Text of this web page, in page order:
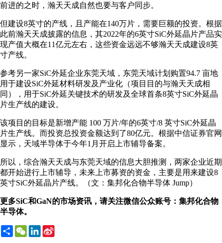
前进的之时，瀚天天成自然也要与客户同步。
但建设8英寸的产线，且产能在140万片，需要巨额的投资。根据
此前瀚天天成披露的信息，其2022年的6英寸SiC外延晶片产品实
现产值大概在11亿元左右，这些资金远远不够瀚天天成建设8英
寸产线。
参考另一家SiC外延企业东莞天域，东莞天域计划购置94.7 亩地
用于建设SiC外延材料研发及产业化（项目目的与瀚天天成相
同），用于SiC外延关键技术的研发及全球首条8英寸SiC外延晶
片生产线的建设。
该项目的目标是新增产能 100 万片/年的6英寸/8 英寸SiC外延晶
片生产线。而投资总投资金额达到了80亿元。根据中信证券官网
显示，天域半导体于今年1月开启上市辅导备案。
所以，综合瀚天天成与东莞天域的信息大胆推测，两家企业近期
都开始进行上市辅导，未来上市募资的资金，主要是用来建设8
英寸SiC外延晶片产线。（文：集邦化合物半导体 Jump）
更多SiC和GaN的市场资讯，请关注微信公众账号：集邦化合物
半导体。
ShareWeChatLinkedIn